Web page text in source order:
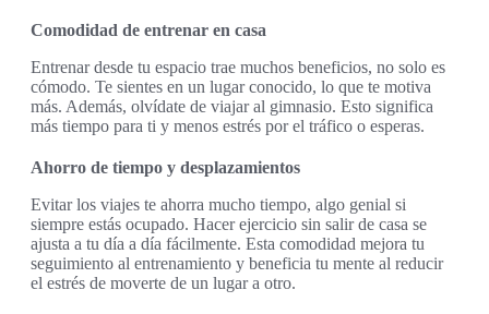
Comodidad de entrenar en casa
Entrenar desde tu espacio trae muchos beneficios, no solo es
cómodo. Te sientes en un lugar conocido, lo que te motiva
más. Además, olvídate de viajar al gimnasio. Esto significa
más tiempo para ti y menos estrés por el tráfico o esperas.
Ahorro de tiempo y desplazamientos
Evitar los viajes te ahorra mucho tiempo, algo genial si
siempre estás ocupado. Hacer ejercicio sin salir de casa se
ajusta a tu día a día fácilmente. Esta comodidad mejora tu
seguimiento al entrenamiento y beneficia tu mente al reducir
el estrés de moverte de un lugar a otro.